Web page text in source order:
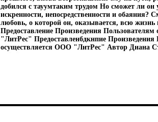
добился с тауумтаким трудом Но сможет ли он
искренности, непосредственности и обаяния?
любовь, о которой он, оказывается, всю жизнь
Предоставление Произведения
"ЛитРес" Предоставленбдкнпие Произведения
осуществляется ООО "ЛитРес" Автор Диана